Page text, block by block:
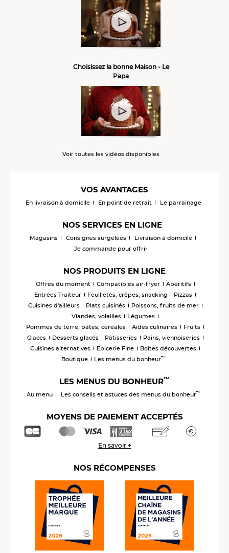
Choisissez la bonne Maison - Le
Papa
Voir toutes les vidéos disponibles
VOS AVANTAGES
En livraison à domicile En point de retrait Le parrainage
NOS SERVICES EN LIGNE
Magasins Consignes surgelées
Livraison à domicile
Je commande pour offrir
NOS PRODUITS EN LIGNE
Offres du moment Compatibles air-fryer
Apéritifs
Entrées Traiteur
Feuilletés, crêpes, snacking
Pizzas
Cuisines d'ailleurs
Plats cuisinés
Poissons, fruits de mer
Viandes, volailles
Légumes
Pommes de terre, pâtes, céréales
Aides culinaires
Fruits
Glaces
Desserts glacés Pâtisseries
Pains, viennoiseries
Cuisines alternatives
Epicerie Fine
Boîtes découvertes
Boutique
Les menus du bonheur™
LES MENUS DU BONHEUR™
Au menu Les conseils et astuces des menus du bonheur™
MOYENS DE PAIEMENT ACCEPTÉS
En savoir +
NOS RÉCOMPENSES